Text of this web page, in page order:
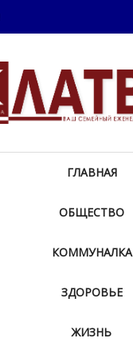
ГЛАВНАЯ
ОБЩЕСТВО
КОММУНАЛКА
ЗДОРОВЬЕ
ЖИЗНЬ